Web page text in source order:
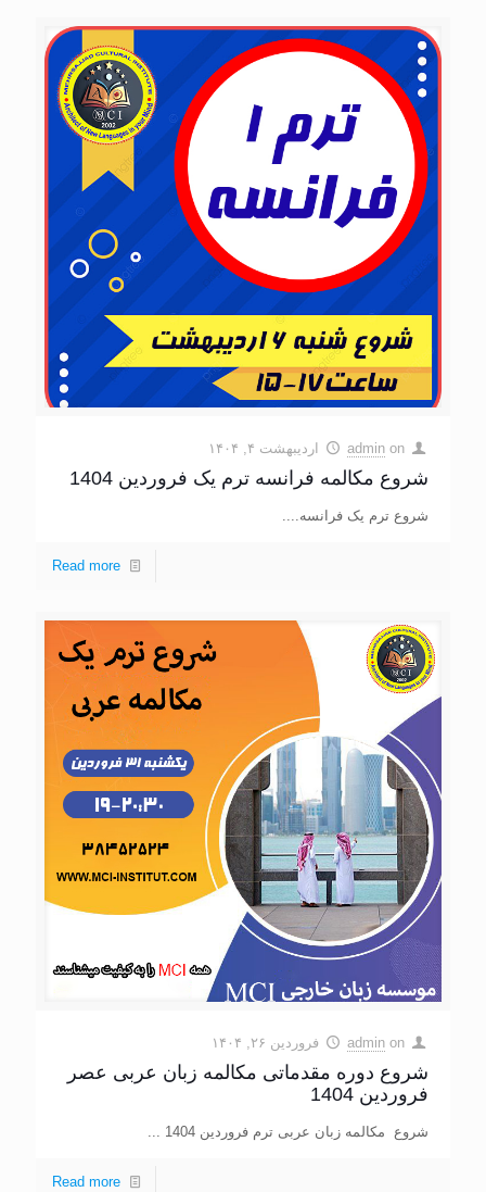
admin on اردیبهشت ۴, ۱۴۰۴
شروع مکالمه فرانسه ترم یک فروردین 1404
شروع ترم یک فرانسه....
Read more
admin on فروردین ۲۶, ۱۴۰۴
شروع دوره مقدماتی مکالمه زبان عربی عصر
فروردین 1404
شروع مکالمه زبان عربی ترم فروردین 1404 ...
Read more